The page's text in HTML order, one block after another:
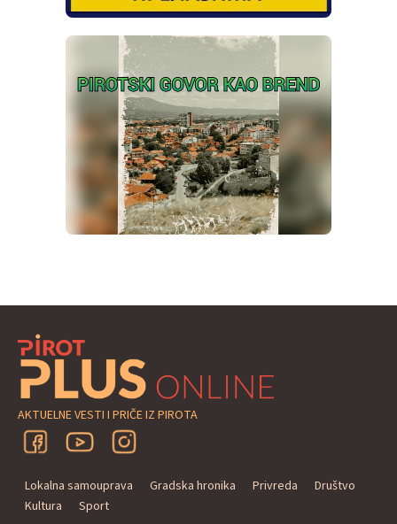
AKTUELNE VESTI I PRIČE IZ PIROTA
Lokalna samouprava Gradska hronika Privreda
Društvo
Kultura
Sport